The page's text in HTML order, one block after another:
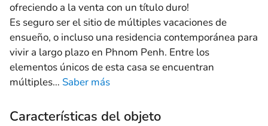
ofreciendo a la venta con un título duro!
Es seguro ser el sitio de múltiples vacaciones de
ensueño, o incluso una residencia contemporánea para
vivir a largo plazo en Phnom Penh. Entre los
elementos únicos de esta casa se encuentran
múltiples… Saber más
Características del objeto